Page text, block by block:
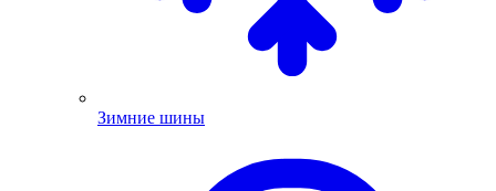
Зимние шины